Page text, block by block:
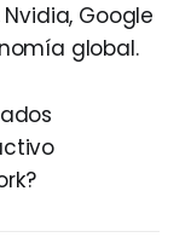
Google
global.